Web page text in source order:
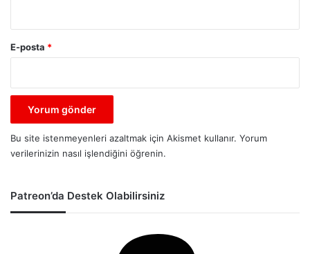
E-posta *
Bu site istenmeyenleri azaltmak için Akismet kullanır. Yorum
verilerinizin nasıl işlendiğini öğrenin.
Patreon’da Destek Olabilirsiniz